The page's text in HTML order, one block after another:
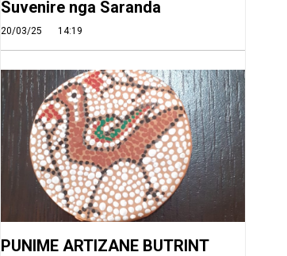
Suvenire nga Saranda
20/03/25 14:19
PUNIME ARTIZANE BUTRINT